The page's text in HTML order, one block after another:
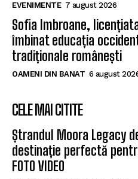
EVENIMENTE 7 august 2026
Sofia Imbroane,
îmbinat educația
tradiționale românești
OAMENI DIN BANAT 6 august
CELE MAI CITITE
Ștrandul Moora Legacy
destinație perfectă
FOTO VIDEO